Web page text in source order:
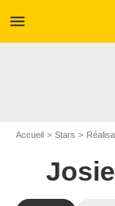
menu
Accueil Stars